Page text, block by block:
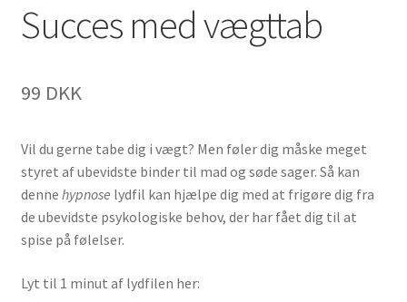
Succes med vægttab
99 DKK
Vil du gerne tabe dig i vægt? Men føler dig måske meget
styret af ubevidste binder til mad og søde sager. Så kan
denne hypnose lydfil kan hjælpe dig med at frigøre dig fra
de ubevidste psykologiske behov, der har fået dig til at
spise på følelser.
Lyt til 1 minut af lydfilen her: